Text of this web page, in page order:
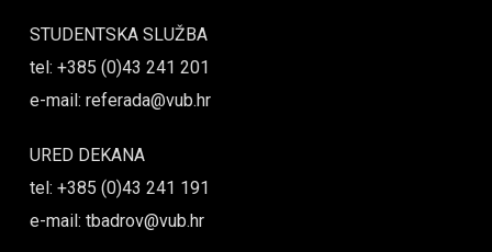
STUDENTSKA SLUŽBA
tel: +385 (0)43 241 201
e-mail: referada@vub.hr
URED DEKANA
tel: +385 (0)43 241 191
e-mail: tbadrov@vub.hr